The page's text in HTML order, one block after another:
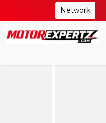
Network